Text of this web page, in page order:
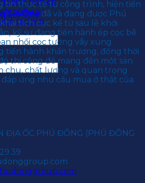
nhân sự
nghiệp
tin thực tế từ công trình, hiện tiến
SkyOneđã và đang được Phú
tích cực kể từ sau lễ khởi
kỹ sư đang tiến hành ép cọc bê
nhồi cọc tường vây xung
tiến hành khẩn trương, đồng thời
thi công để mang đến một sản
chu, chất lượng và quan trọng
đáp ứng nhu cầu mua ở thật của
ĐỊA ỐC PHÚ ĐÔNG (PHÚ ĐÔNG